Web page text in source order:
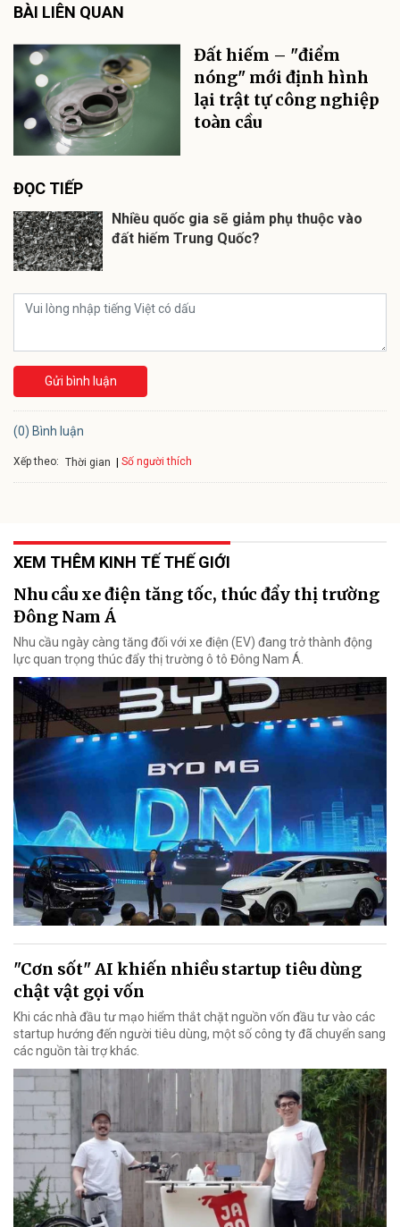
BÀI LIÊN QUAN
Đất hiếm – "điểm
nóng" mới định hình
lại trật tự công nghiệp
toàn cầu
ĐỌC TIẾP
Nhiều quốc gia sẽ giảm phụ thuộc vào
đất hiếm Trung Quốc?
Gửi bình luận
(0) Bình luận
Xếp theo: Thời gian Số người thích
XEM THÊM KINH TẾ THẾ GIỚI
Nhu cầu xe điện tăng tốc, thúc đẩy thị trường
Đông Nam Á
Nhu cầu ngày càng tăng đối với xe điện (EV) đang trở thành động
lực quan trọng thúc đẩy thị trường ô tô Đông Nam Á.
"Cơn sốt" AI khiến nhiều startup tiêu dùng
chật vật gọi vốn
Khi các nhà đầu tư mạo hiểm thắt chặt nguồn vốn đầu tư vào các
startup hướng đến người tiêu dùng, một số công ty đã chuyển sang
các nguồn tài trợ khác.